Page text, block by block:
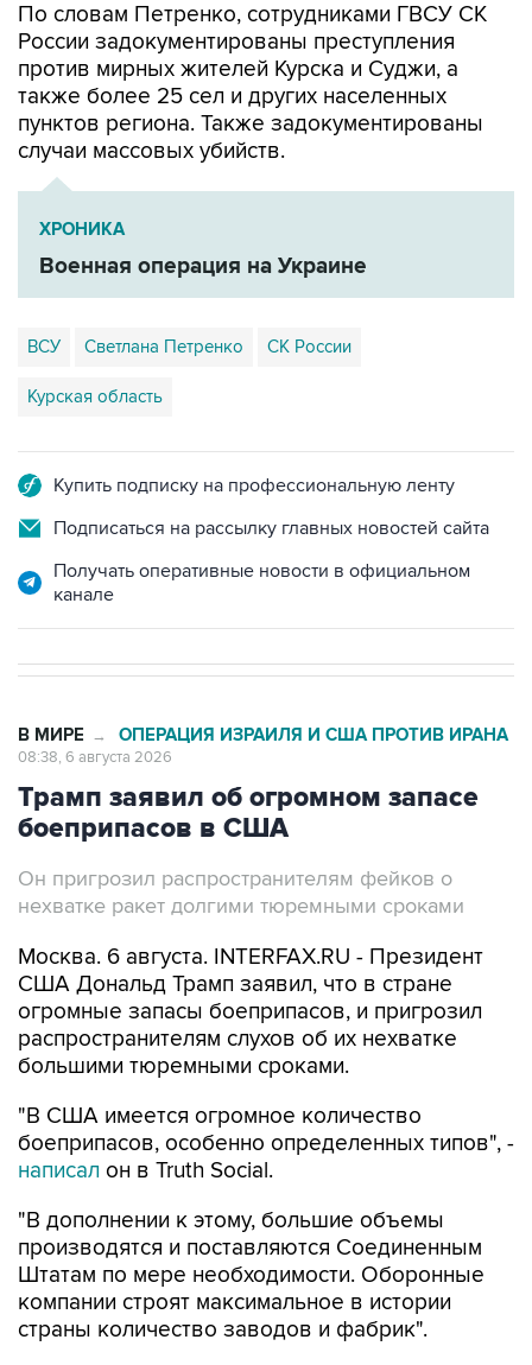
По словам Петренко, сотрудниками ГВСУ СК
России задокументированы преступления
против мирных жителей Курска и Суджи, а
также более 25 сел и других населенных
пунктов региона. Также задокументированы
случаи массовых убийств.
ХРОНИКА
Военная операция на Украине
ВСУ Светлана Петренко СК России
Курская область
Купить подписку на профессиональную ленту
Подписаться на рассылку главных новостей сайта
Получать оперативные новости в официальном
канале
В МИРЕ → ОПЕРАЦИЯ ИЗРАИЛЯ И США ПРОТИВ ИРАНА
08:38, 6 августа 2026
Трамп заявил об огромном запасе
боеприпасов в США
Он пригрозил распространителям фейков о
нехватке ракет долгими тюремными сроками
Москва. 6 августа. INTERFAX.RU - Президент
США Дональд Трамп заявил, что в стране
огромные запасы боеприпасов, и пригрозил
распространителям слухов об их нехватке
большими тюремными сроками.
"В США имеется огромное количество
боеприпасов, особенно определенных типов", -
написал он в Truth Social.
"В дополнении к этому, большие объемы
производятся и поставляются Соединенным
Штатам по мере необходимости. Оборонные
компании строят максимальное в истории
страны количество заводов и фабрик".